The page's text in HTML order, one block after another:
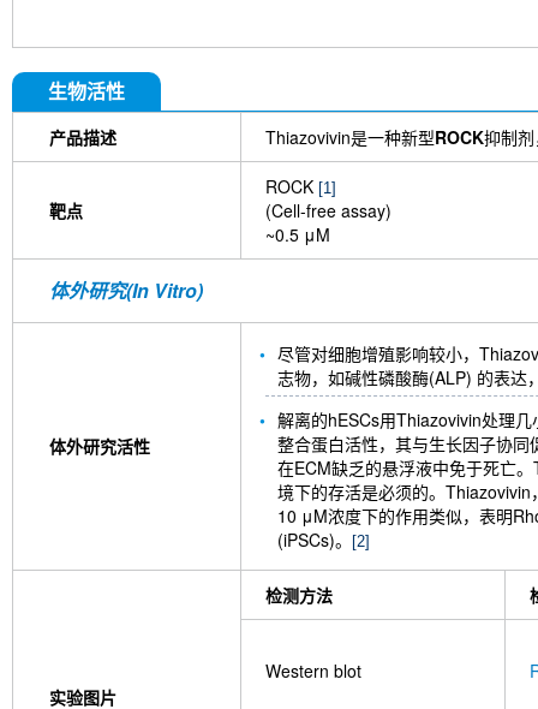
生物活性
产品描述 Thiazovivin是一种新型ROCK抑制
靶点
ROCK [1]
(Cell-free assay)
~0.5 μM
体外研究(In Vitro)
体外研究活性
尽管对细胞增殖影响较小，
志物，如碱性磷酸酶(ALP) 的表达
解离的hESCs用Thiazovivin处理
整合蛋白活性，其与生长因子协
在ECM缺乏的悬浮液中免于死亡
境下的存活是必须的。
10 μM浓度下的作用类似，表明
(iPSCs)。
[2]
实验图片
检测方法
Western blot